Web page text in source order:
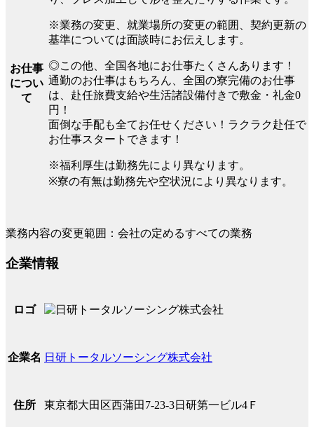
お仕事
につい
て
※業務の変更、就業場所の変更の範囲、契約更新の
基準については面談時にお伝えします。
◎この他、全国各地にお仕事たくさんあります！
通勤のお仕事はもちろん、全国の寮完備のお仕事
は、赴任旅費支給や生活諸設備付きで敷金・礼金0
円！
面倒な手配も全てお任せください！ラクラク赴任で
お仕事スタートできます！
※福利厚生は勤務先により異なります。
※寮の有無は勤務先や空状況により異なります。
業務内容の変更範囲：会社の定めるすべての業務
企業情報
ロゴ
企業名 日研トータルソーシング株式会社
住所 東京都大田区西蒲田7-23-3日研第一ビル4Ｆ